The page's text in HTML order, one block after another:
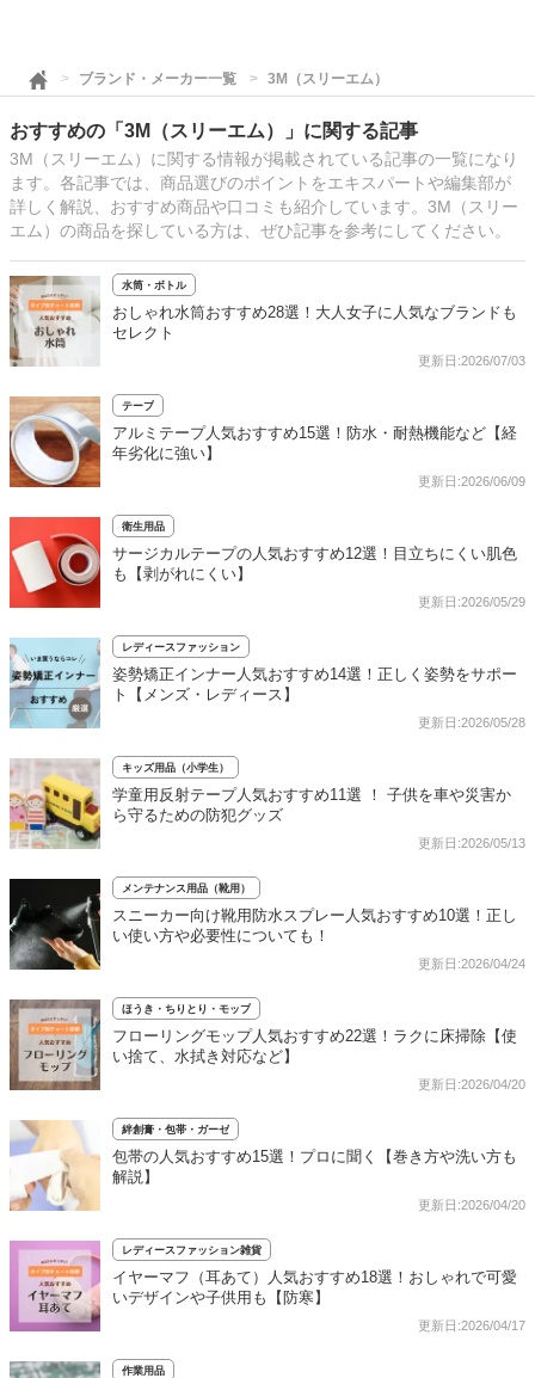
ブランド・メーカー一覧 3M（スリーエム）
おすすめの「3M（スリーエム）」に関する記事
3M（スリーエム）に関する情報が掲載されている記事の一覧になり
ます。各記事では、商品選びのポイントをエキスパートや編集部が
詳しく解説、おすすめ商品や口コミも紹介しています。3M（スリー
エム）の商品を探している方は、ぜひ記事を参考にしてください。
水筒・ボトル
おしゃれ水筒おすすめ28選！大人女子に人気なブランドも
セレクト
更新日:2026/07/03
テープ
アルミテープ人気おすすめ15選！防水・耐熱機能など【経
年劣化に強い】
更新日:2026/06/09
衛生用品
サージカルテープの人気おすすめ12選！目立ちにくい肌色
も【剥がれにくい】
更新日:2026/05/29
レディースファッション
姿勢矯正インナー人気おすすめ14選！正しく姿勢をサポー
ト【メンズ・レディース】
更新日:2026/05/28
キッズ用品（小学生）
学童用反射テープ人気おすすめ11選 ！ 子供を車や災害か
ら守るための防犯グッズ
更新日:2026/05/13
メンテナンス用品（靴用）
スニーカー向け靴用防水スプレー人気おすすめ10選！正し
い使い方や必要性についても！
更新日:2026/04/24
ほうき・ちりとり・モップ
フローリングモップ人気おすすめ22選！ラクに床掃除【使
い捨て、水拭き対応など】
更新日:2026/04/20
絆創膏・包帯・ガーゼ
包帯の人気おすすめ15選！プロに聞く【巻き方や洗い方も
解説】
更新日:2026/04/20
レディースファッション雑貨
イヤーマフ（耳あて）人気おすすめ18選！おしゃれで可愛
いデザインや子供用も【防寒】
更新日:2026/04/17
作業用品